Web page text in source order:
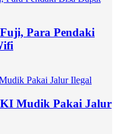
Para Pendaki
Mudik Pakai Jalur